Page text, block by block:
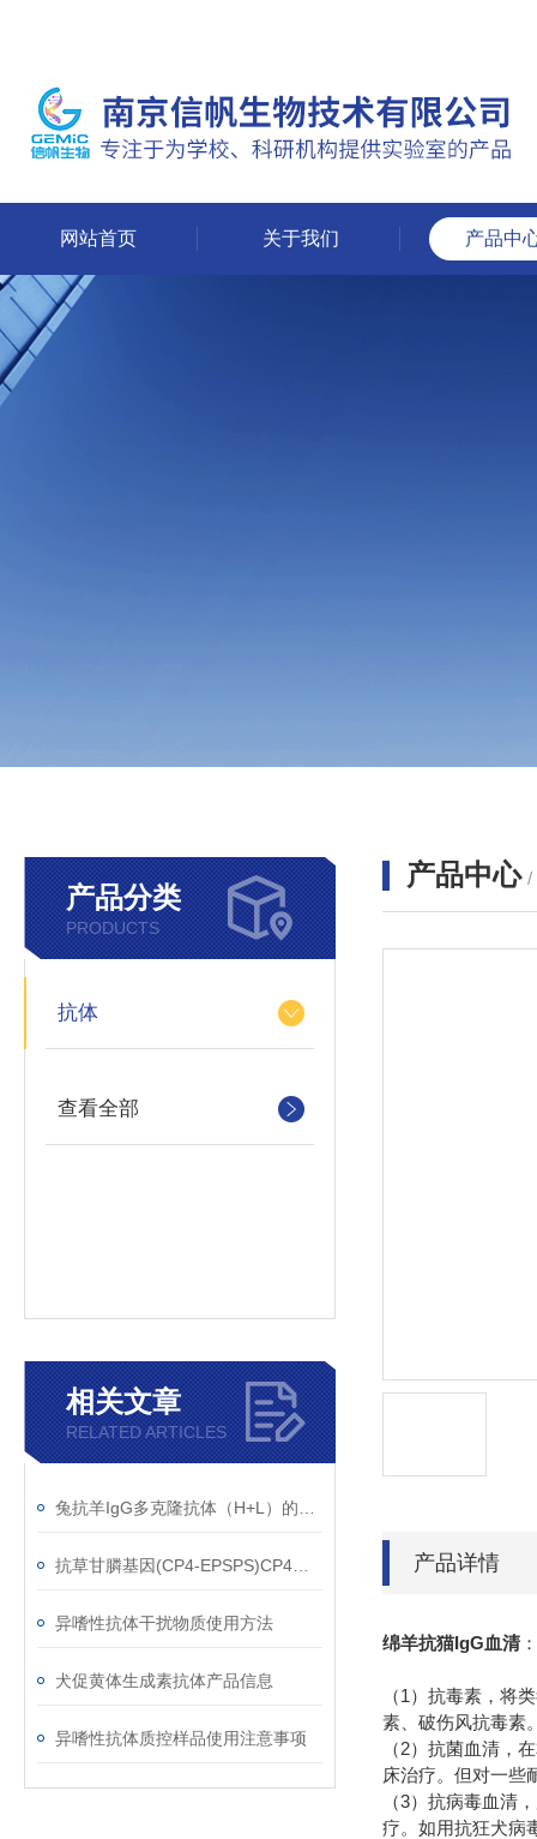
网站首页 关于我们 产品中
产品分类
PRODUCTS
抗体
查看全部
相关文章
RELATED ARTICLES
异嗜性抗体干扰物质使用方法
犬促黄体生成素抗体产品信息
异嗜性抗体质控样品使用注意事项
产品中心 /
产品详情
绵羊抗猫IgG血清
（1）抗毒素，将
素、破伤风抗毒素
（2）抗菌血清，
床治疗。但对一些
（3）抗病毒血清
疗。如用抗狂犬病